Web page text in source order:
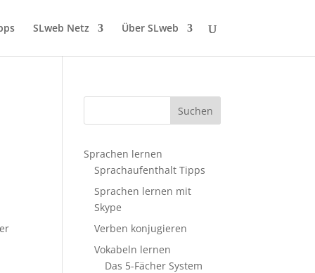
SLweb Netz Über SLweb
Sprachen lernen
Sprachaufenthalt Tipps
Sprachen lernen mit
Skype
Verben konjugieren
Vokabeln lernen
Das 5-Fächer System